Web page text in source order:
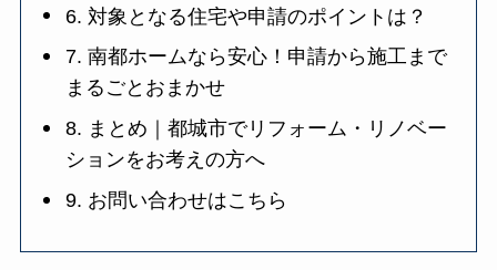
6. 対象となる住宅や申請のポイントは？
7. 南都ホームなら安心！申請から施工まで
まるごとおまかせ
8. まとめ｜都城市でリフォーム・リノベー
ションをお考えの方へ
9. お問い合わせはこちら